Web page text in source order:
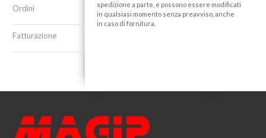
Ordini
Fatturazione
spedizione a parte, e possono essere modificati
in qualsiasi momento senza preavviso, anche
in caso di fornitura.